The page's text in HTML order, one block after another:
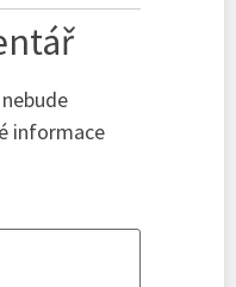
informace